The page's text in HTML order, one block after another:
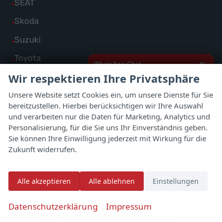
WhatsApp Chat ×
ich interessiere mich für das oben
genannte Fahrzeug und freue mich
über Eure Kontaktaufnahme.
Viele Grüße
anzeigen
Porsche
anzeigen
Renault
anzeigen
SEAT
Alle
Fahrzeuge
SEAT
anzeigen
Skoda
Alle
Fahrzeuge
Skoda
anzeigen
Suzuki
Alle
Fahrzeuge
Suzuki
anzeigen
Toyota
Alle
Fahrzeuge
Toyota
anzeigen
Volkswagen
Alle
Fahrzeuge
von
Volkswagen
anzeigen
Volvo
Alle
Fahrzeuge
von
Volvo
anzeigen
Weitere
Alle
Fahrzeuge
von
anzeigen
Zeekr
Alle
Fahrzeuge
anzeigen
Weitere Informationen zum offiziellen
Kraftstoffverbrauch und zu den offiziellen
spezifischen CO -Emissionen und gegebenenfalls
Wir respektieren Ihre Privatsphäre
Unsere Website setzt Cookies ein, um unsere Dienste für Sie
bereitzustellen. Hierbei berücksichtigen wir Ihre Auswahl
und verarbeiten nur die Daten für Marketing, Analytics und
Personalisierung, für die Sie uns Ihr Einverständnis geben.
Sie können Ihre Einwilligung jederzeit mit Wirkung für die
Zukunft widerrufen.
Alle akzeptieren Alle ablehnen Einstellungen
Datenschutzerklärung Impressum